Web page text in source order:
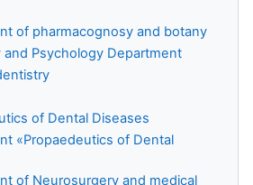
of pharmacognosy and botany
and Psychology Department
of Dental Diseases
«Propaedeutics of Dental
of Neurosurgery and medical